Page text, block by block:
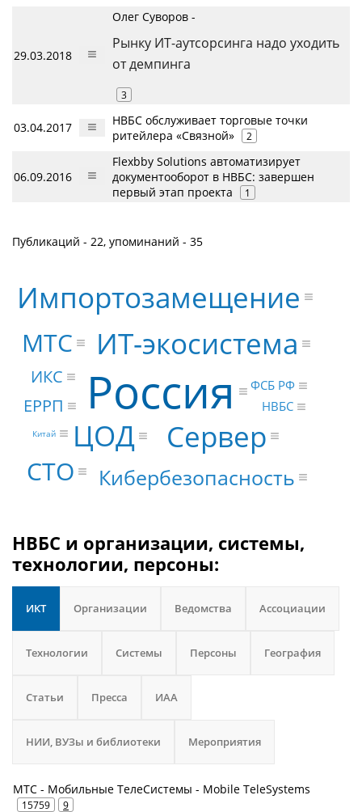
29.03.2018
Олег Суворов -
Рынку ИТ-аутсорсинга надо уходить
от демпинга
3
03.04.2017
НВБС обслуживает торговые точки
ритейлера «Связной»
2
06.09.2016
Flexbby Solutions автоматизирует
документооборот в НВБС: завершен
первый этап проекта
1
Публикаций - 22, упоминаний - 35
Россия
ИТ-экосистема
ЦОД
Импортозамещение
Сервер
МТС
CTO Кибербезопасность
ИКС
ЕРРП
НВБС
ФСБ РФ
Китай
НВБС и организации, системы,
технологии, персоны:
ИКТ Организации Ведомства Ассоциации
Технологии Системы Персоны География
Статьи Пресса ИАА
НИИ, ВУЗы и библиотеки Мероприятия
МТС - Мобильные ТелеСистемы - Mobile TeleSystems
15759 9